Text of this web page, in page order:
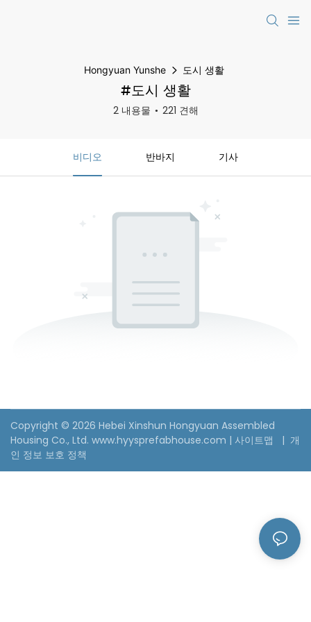
Hongyuan Yunshe 도시 생활
#도시 생활
2 내용물 221 견해
비디오 반바지 기사
Copyright © 2026 Hebei Xinshun Hongyuan Assembled
Housing Co., Ltd. www.hyysprefabhouse.com | 사이트맵 | 개
인 정보 보호 정책